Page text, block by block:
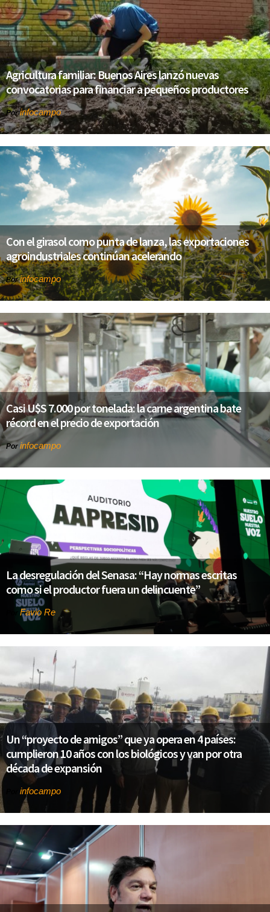
Agricultura familiar: Buenos Aires lanzó nuevas
convocatorias para financiar a pequeños productores
Porinfocampo
Con el girasol como punta de lanza, las exportaciones
agroindustriales continúan acelerando
Porinfocampo
Casi U$S 7.000 por tonelada: la carne argentina bate
récord en el precio de exportación
Por infocampo
La desregulación del Senasa: “Hay normas escritas
como si el productor fuera un delincuente”
Favio Re
Un “proyecto de amigos” que ya opera en 4 países:
cumplieron 10 años con los biológicos y van por otra
década de expansión
infocampo